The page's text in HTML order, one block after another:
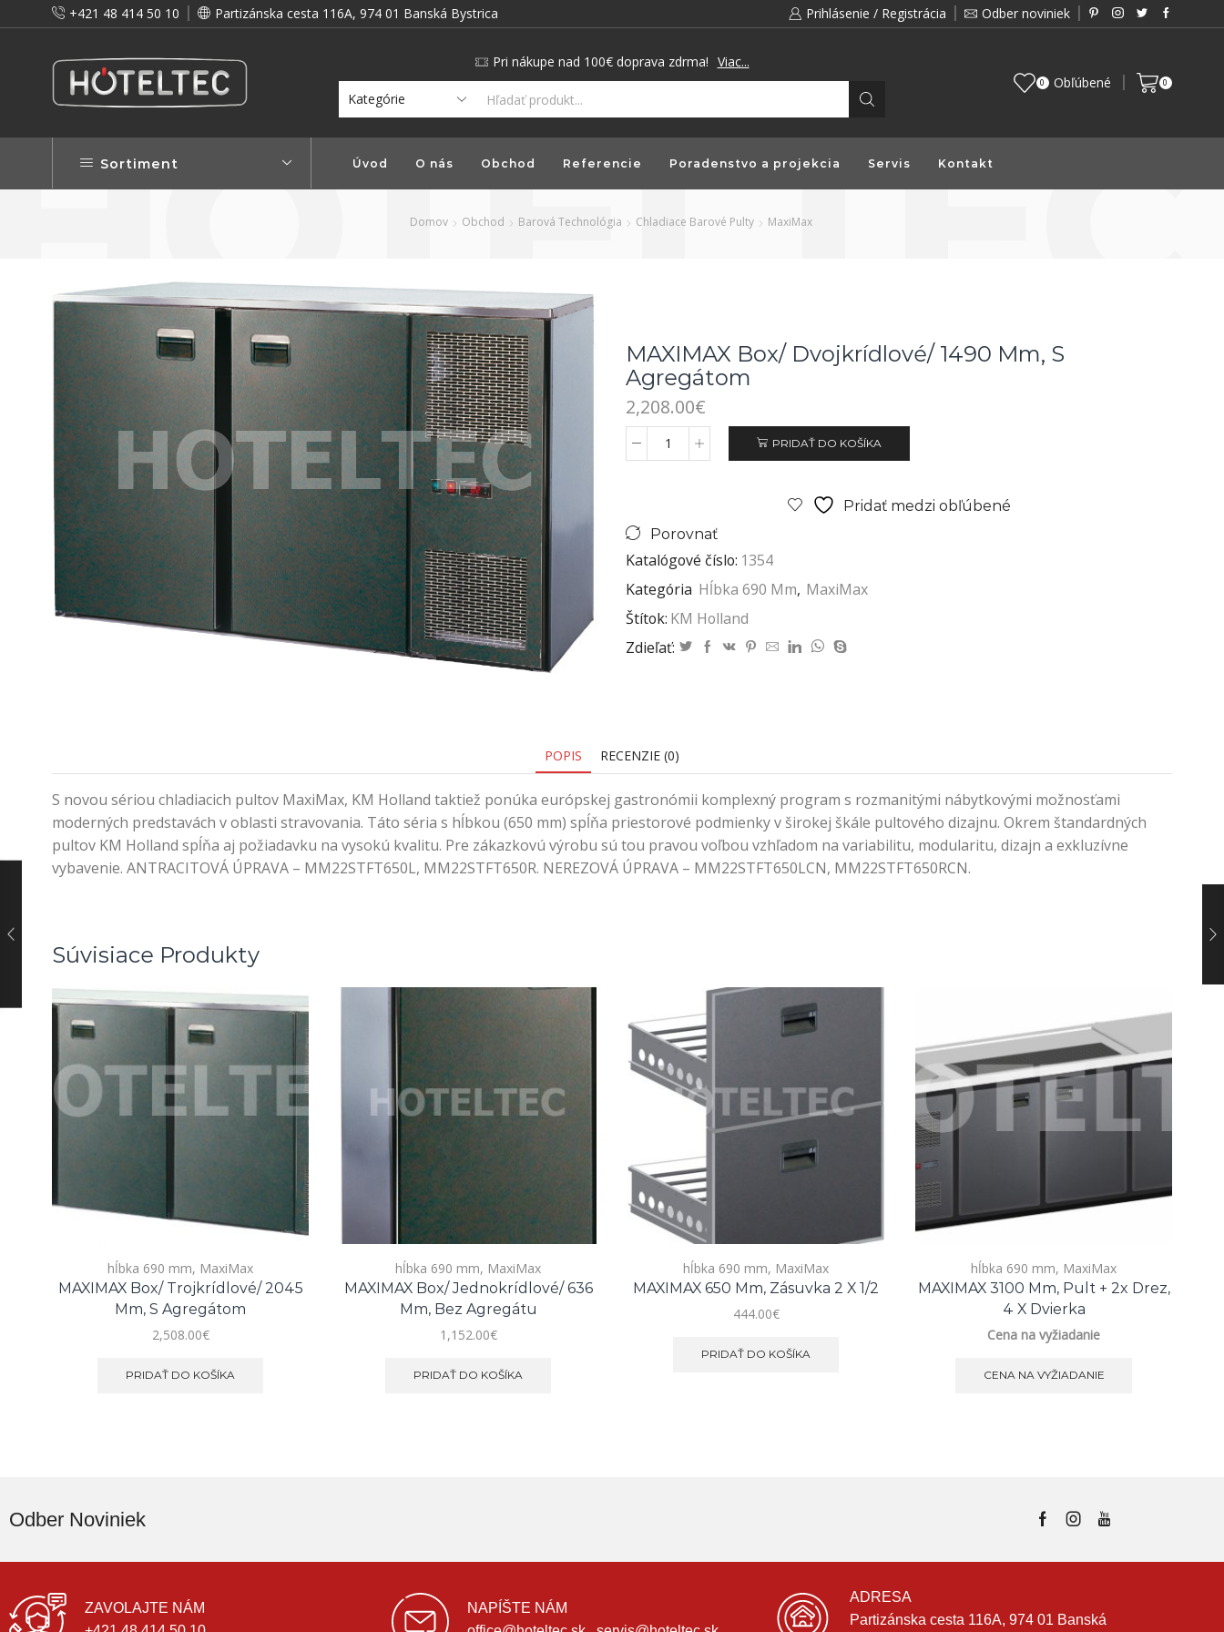
+421 48 414 50 10 Partizánska cesta 116A, 974 01 Banská Bystrica Prihlásenie / Registrácia Odber noviniek
a preto vám prinášame vernostné zľavy! Pri nákupe nad 100€ doprava zdrma! Viac...
0 Obľúbené 0
Sortiment Úvod O nás Obchod Referencie Poradenstvo a projekcia Servis Kontakt
Domov Obchod Barová Technológia Chladiace Barové Pulty MaxiMax
MAXIMAX Box/ Dvojkrídlové/ 1490 Mm, S
Agregátom
2,208.00€
PRIDAŤ DO KOŠÍKA
Pridať medzi obľúbené
Porovnať
Katalógové číslo: 1354
Kategória Hĺbka 690 Mm, MaxiMax
Štítok: KM Holland
Zdieľať:
POPIS RECENZIE (0)
S novou sériou chladiacich pultov MaxiMax, KM Holland taktiež ponúka európskej gastronómii komplexný program s rozmanitými nábytkovými možnosťami
moderných predstavách v oblasti stravovania. Táto séria s hĺbkou (650 mm) spĺňa priestorové podmienky v širokej škále pultového dizajnu. Okrem štandardných
pultov KM Holland spĺňa aj požiadavku na vysokú kvalitu. Pre zákazkovú výrobu sú tou pravou voľbou vzhľadom na variabilitu, modularitu, dizajn a exkluzívne
vybavenie. ANTRACITOVÁ ÚPRAVA – MM22STFT650L, MM22STFT650R. NEREZOVÁ ÚPRAVA – MM22STFT650LCN, MM22STFT650RCN.
Súvisiace Produkty
hĺbka 690 mm, MaxiMax
MAXIMAX Box/ Trojkrídlové/ 2045
Mm, S Agregátom
2,508.00€
PRIDAŤ DO KOŠÍKA
hĺbka 690 mm, MaxiMax
MAXIMAX Box/ Jednokrídlové/ 636
Mm, Bez Agregátu
1,152.00€
PRIDAŤ DO KOŠÍKA
hĺbka 690 mm, MaxiMax
MAXIMAX 650 Mm, Zásuvka 2 X 1/2
444.00€
PRIDAŤ DO KOŠÍKA
hĺbka 690 mm, MaxiMax
MAXIMAX 3100 Mm, Pult + 2x Drez,
4 X Dvierka
Cena na vyžiadanie
CENA NA VYŽIADANIE
Odber Noviniek
ZAVOLAJTE NÁM
NAPÍŠTE NÁM
ADRESA
Partizánska cesta 116A, 974 01 Banská